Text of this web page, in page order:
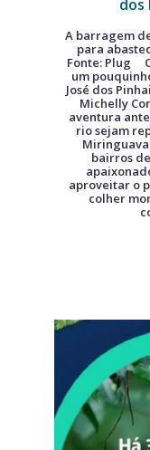
dos
A barragem
para
Fonte: Plug
um
José dos
Michelly
aventura
rio sejam
bairros
aproveitar o
colher